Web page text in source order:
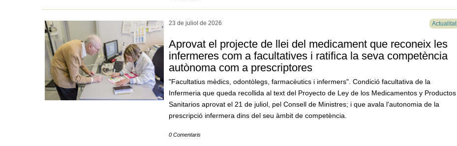
23 de juliol de 2026 Actualitat
Aprovat el projecte de llei del medicament que reconeix les
infermeres com a facultatives i ratifica la seva competència
autònoma com a prescriptores
"Facultatius mèdics, odontòlegs, farmacèutics i infermers". Condició facultativa de la
Infermeria que queda recollida al text del Proyecto de Ley de los Medicamentos y Productos
Sanitarios aprovat el 21 de juliol, pel Consell de Ministres; i que avala l'autonomia de la
prescripció infermera dins del seu àmbit de competència.
0 Comentaris